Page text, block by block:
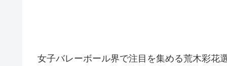
女子バレーボール界で注目を集める荒木彩花